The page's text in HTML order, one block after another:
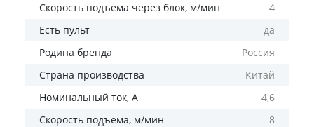
Скорость подъема через блок, м/мин
4
Есть пульт
да
Родина бренда
Россия
Страна производства
Китай
Номинальный ток, А
4,6
Скорость подъема, м/мин
8